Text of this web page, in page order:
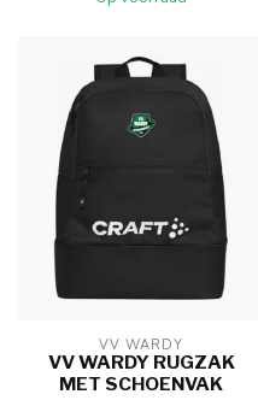
VV WARDY
VV WARDY RUGZAK
MET SCHOENVAK